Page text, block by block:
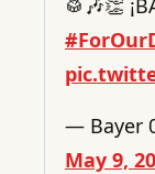
🥁🎶👏
— Bayer
May 9,